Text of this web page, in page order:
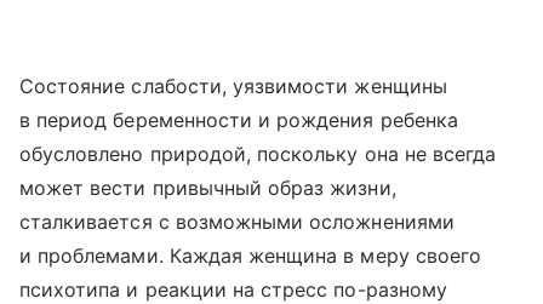
Состояние слабости, уязвимости женщины
в период беременности и рождения ребенка
обусловлено природой, поскольку она не всегда
может вести привычный образ жизни,
сталкивается с возможными осложнениями
и проблемами. Каждая женщина в меру своего
психотипа и реакции на стресс по-разному